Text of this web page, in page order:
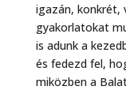
igazán, konkrét,
gyakorlatokat
is adunk a
és fedezd fel,
miközben a